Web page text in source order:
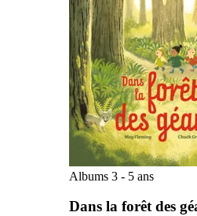
Albums 3 - 5 ans
Dans la forêt des